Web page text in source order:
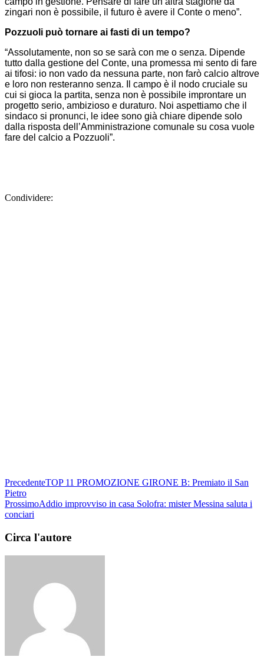
zingari non è possibile, il futuro è avere il Conte o meno”.
Pozzuoli può tornare ai fasti di un tempo?
“Assolutamente, non so se sarà con me o senza. Dipende
tutto dalla gestione del Conte, una promessa mi sento di fare
ai tifosi: io non vado da nessuna parte, non farò calcio altrove
e loro non resteranno senza. Il campo è il nodo cruciale su
cui si gioca la partita, senza non è possibile improntare un
progetto serio, ambizioso e duraturo. Noi aspettiamo che il
sindaco si pronunci, le idee sono già chiare dipende solo
dalla risposta dell’Amministrazione comunale su cosa vuole
fare del calcio a Pozzuoli”.
Condividere:
PrecedenteTOP 11 PROMOZIONE GIRONE B: Premiato il San
Pietro
ProssimoAddio improvviso in casa Solofra: mister Messina saluta i
conciari
Circa l'autore